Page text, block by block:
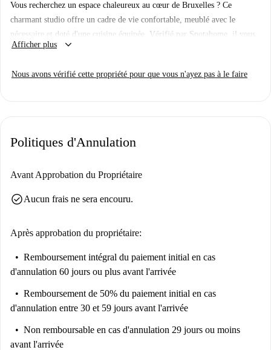
Vous recherchez un espace chaleureux au cœur de Bruxelles ? Ce
charmant studio offre un cadre de vie confortable, meublé avec le
nécessaire et doté d'une cuisine équipée. Vérifié par Spotahome, il vous
garantit une location sans souci, idéale pour les professionnels, les
fois pratique et dynamique.
Afficher plus keyboard_arrow_down
Nous avons vérifié cette propriété pour que vous n'ayez pas à le faire
Politiques d'Annulation
Avant Approbation du Propriétaire
check_circleAucun frais ne sera encouru.
Après approbation du propriétaire:
Remboursement intégral du paiement initial en cas
d'annulation 60 jours ou plus avant l'arrivée
Remboursement de 50% du paiement initial en cas
d'annulation entre 30 et 59 jours avant l'arrivée
Non remboursable en cas d'annulation 29 jours ou moins
avant l'arrivée